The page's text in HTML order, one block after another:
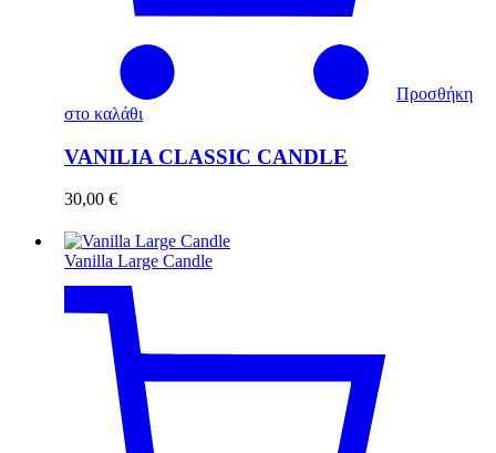
Προσθήκη
στο καλάθι
VANILIA CLASSIC CANDLE
30,00 €
Vanilla Large Candle